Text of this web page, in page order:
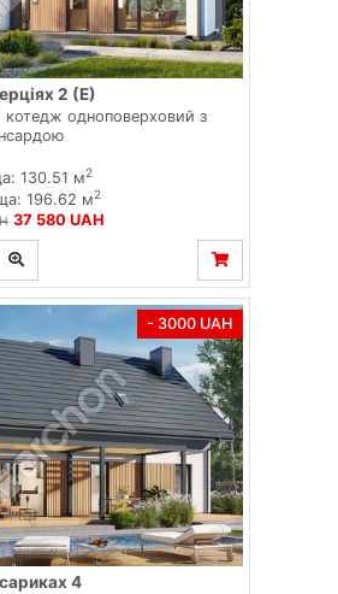
2 (Е)
котедж одноповерховий з
130.51 м2
196.62 м2
37 580 UAH
- 3000 UAH
4